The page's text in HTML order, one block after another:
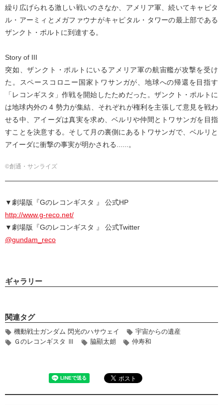
繰り広げられる激しい戦いのさなか、アメリア軍、続いてキャピタ
ル・アーミィとメガファウナがキャピタル・タワーの最上部である
ザンクト・ポルトに到達する。
Story of III
突如、ザンクト・ポルトにいるアメリア軍の航宙艦が攻撃を受け
た。スペースコロニー国家トワサンガが、地球への帰還を目指す
「レコンギスタ」作戦を開始したためだった。ザンクト・ポルトに
は地球内外の 4 勢力が集結、それぞれが権利を主張して意見を戦わ
せる中、アイーダは真実を求め、ベルリや仲間とトワサンガを目指
すことを決意する。そして月の裏側にあるトワサンガで、ベルリと
アイーダに衝撃の事実が明かされる......。
©創通・サンライズ
▼劇場版『Gのレコンギスタ 』 公式HP
http://www.g-reco.net/
▼劇場版『Gのレコンギスタ 』 公式Twitter
@gundam_reco
ギャラリー
関連タグ
機動戦士ガンダム 閃光のハサウェイ
宇宙からの遺産
Ｇのレコンギスタ Ⅲ
脇顯太朗 仲寿和